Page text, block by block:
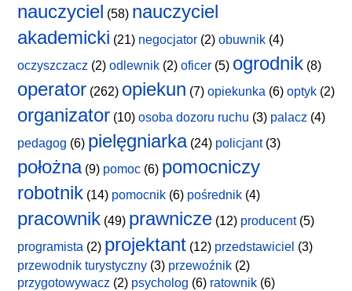
nauczyciel (58) nauczyciel
akademicki (21) negocjator (2) obuwnik (4)
oczyszczacz (2) odlewnik (2) oficer (5) ogrodnik (8)
operator (262) opiekun (7) opiekunka (6) optyk (2)
organizator (10) osoba dozoru ruchu (3) palacz (4)
pedagog (6) pielęgniarka(24) policjant(3)
położna(9) pomoc (6) pomocniczy
robotnik (14) pomocnik (6) pośrednik (4)
pracownik (49) prawnicze (12) producent(5)
programista (2) projektant (12) przedstawiciel (3)
przewodnik turystyczny (3) przewoźnik (2)
przygotowywacz (2) psycholog (6) ratownik (6)